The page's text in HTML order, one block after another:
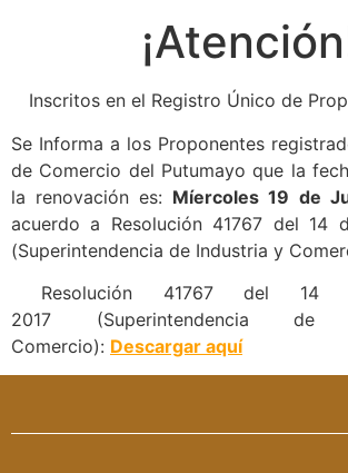
Inscritos en el Registro Único de
Se Informa a los Proponentes
de Comercio del Putumayo que la
la renovación es: Míercoles 19 de
acuerdo a Resolución 41767 del 14
(Superintendencia de Industria y
Resolución 41767 del
2017 (Superintendencia
Comercio): Descargar aquí